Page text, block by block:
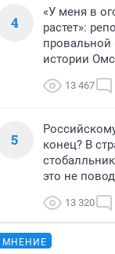
4
«У меня в
растет»:
истории
13 467
5
конец? В
это не
13 320
МНЕНИЕ